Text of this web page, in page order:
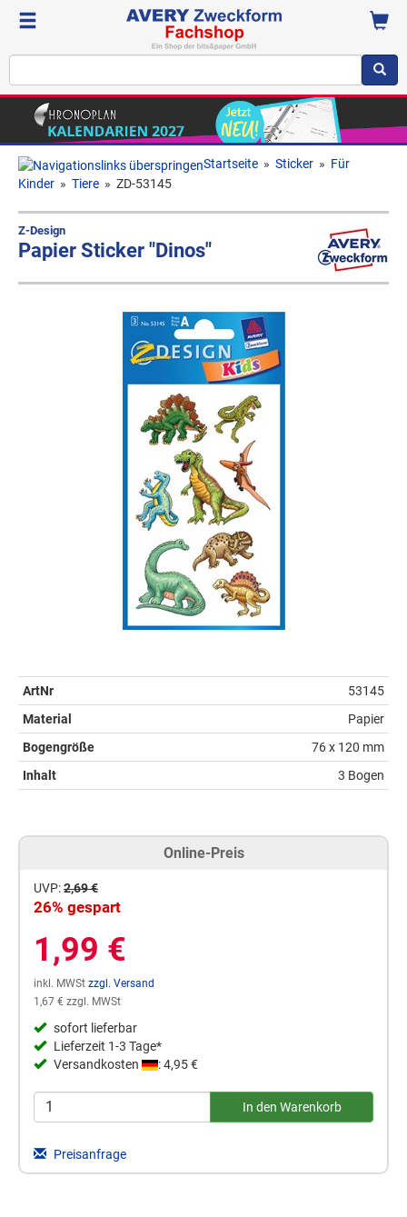
Startseite » Sticker » Für
Kinder » Tiere » ZD-53145
Z-Design
Papier Sticker "Dinos"
ArtNr
53145
Material
Papier
Bogengröße
76 x 120 mm
Inhalt
3 Bogen
Online-Preis
UVP:2,69 €
26% gespart
1,99 €
inkl. MWSt zzgl. Versand
1,67 € zzgl. MWSt
sofort lieferbar
Lieferzeit 1-3 Tage*
Versandkosten
: 4,95 €
Preisanfrage